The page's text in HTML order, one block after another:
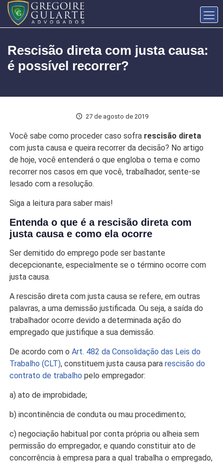
Rescisão direta com justa causa:
é possível recorrer?
27 de agosto de 2019
Você sabe como proceder caso sofra rescisão direta
com justa causa e queira recorrer da decisão? No artigo
de hoje, você entenderá o que engloba o tema e como
recorrer nos casos em que você, trabalhador, sente-se
lesado com a resolução.
Siga a leitura para saber mais!
Entenda o que é a rescisão direta com
justa causa e como ela ocorre
Ser demitido do emprego pode ser bastante
decepcionante, especialmente se o término ocorre com
justa causa.
A rescisão direta com justa causa se refere, em outras
palavras, a uma demissão justificada. Ou seja, a saída do
trabalhador ocorre devido a determinada ação do
empregado que justifique a sua demissão.
De acordo com oArt. 482 da Consolidação das Leis do
Trabalho (CLT), constituem justa causa pararescisão do
contrato de trabalho pelo empregador:
a) ato de improbidade;
b) incontinência de conduta ou mau procedimento;
c) negociação habitual por conta própria ou alheia sem
permissão do empregador, e quando constituir ato de
concorrência à empresa para a qual trabalha o empregado,